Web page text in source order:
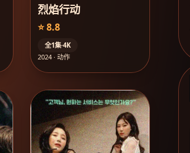
烈焰行动
⭐ 8.8
全1集·4K
2024 · 动作